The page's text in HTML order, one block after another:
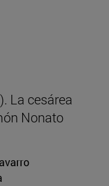
La cesárea
Nonato